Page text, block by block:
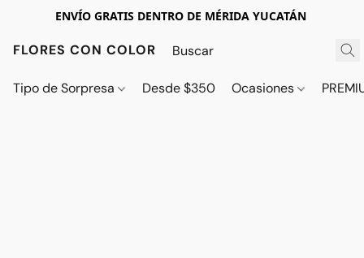
ENVÍO GRATIS DENTRO DE MÉRIDA YUCATÁN
FLORES CON COLOR
Tipo de Sorpresa Desde $350 Ocasiones